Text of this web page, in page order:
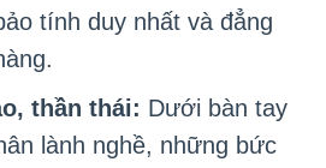
tính duy nhất và đẳng
thần thái: Dưới bàn tay
lành nghề, những bức